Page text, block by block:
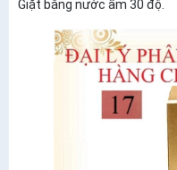
Giặt bằng nước ấm 30 độ.